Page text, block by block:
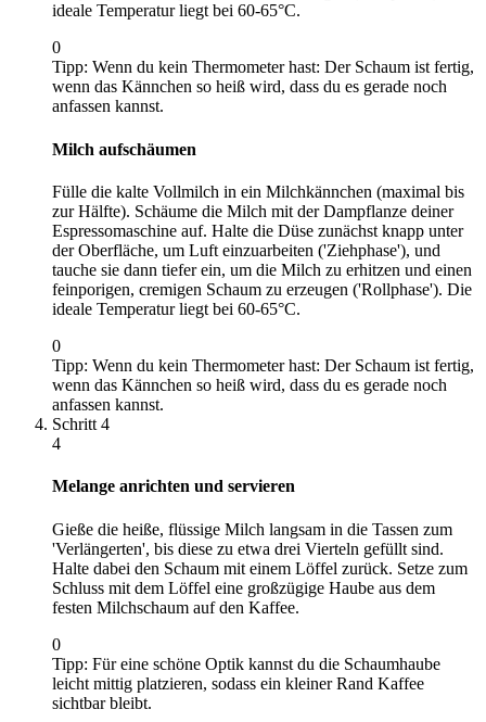
ideale Temperatur liegt bei 60-65°C.
0
Tipp: Wenn du kein Thermometer hast: Der Schaum ist fertig,
wenn das Kännchen so heiß wird, dass du es gerade noch
anfassen kannst.
Milch aufschäumen
Fülle die kalte Vollmilch in ein Milchkännchen (maximal bis
zur Hälfte). Schäume die Milch mit der Dampflanze deiner
Espressomaschine auf. Halte die Düse zunächst knapp unter
der Oberfläche, um Luft einzuarbeiten ('Ziehphase'), und
tauche sie dann tiefer ein, um die Milch zu erhitzen und einen
feinporigen, cremigen Schaum zu erzeugen ('Rollphase'). Die
ideale Temperatur liegt bei 60-65°C.
0
Tipp: Wenn du kein Thermometer hast: Der Schaum ist fertig,
wenn das Kännchen so heiß wird, dass du es gerade noch
anfassen kannst.
Schritt 4
4
Melange anrichten und servieren
Gieße die heiße, flüssige Milch langsam in die Tassen zum
'Verlängerten', bis diese zu etwa drei Vierteln gefüllt sind.
Halte dabei den Schaum mit einem Löffel zurück. Setze zum
Schluss mit dem Löffel eine großzügige Haube aus dem
festen Milchschaum auf den Kaffee.
0
Tipp: Für eine schöne Optik kannst du die Schaumhaube
leicht mittig platzieren, sodass ein kleiner Rand Kaffee
sichtbar bleibt.